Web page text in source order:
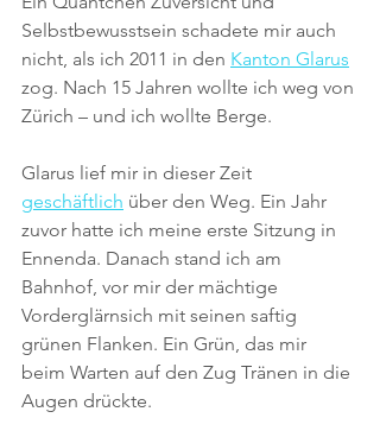
Selbstbewusstsein schadete mir auch
nicht, als ich 2011 in den Kanton Glarus
zog. Nach 15 Jahren wollte ich weg von
Zürich – und ich wollte Berge.
Glarus lief mir in dieser Zeit
geschäftlich über den Weg. Ein Jahr
zuvor hatte ich meine erste Sitzung in
Ennenda. Danach stand ich am
Bahnhof, vor mir der mächtige
Vorderglärnsich mit seinen saftig
grünen Flanken. Ein Grün, das mir
beim Warten auf den Zug Tränen in die
Augen drückte.